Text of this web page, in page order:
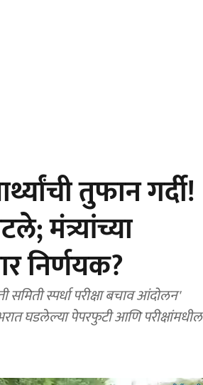
तुफान गर्दी!
मंत्र्यांच्या
निर्णयक?
स्पर्धा परीक्षा बचाव आंदोलन'
घडलेल्या पेपरफुटी आणि परीक्षांमधील